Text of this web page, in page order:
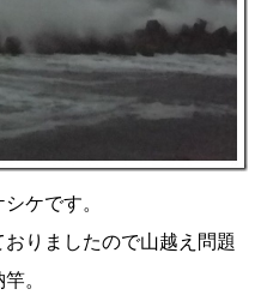
ケです。
りましたので山越え問題
。